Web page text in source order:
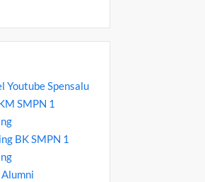
Youtube Spensalu
SMPN 1
BK SMPN 1